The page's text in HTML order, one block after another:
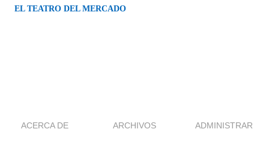
EL TEATRO DEL MERCADO
ACERCA DE ARCHIVOS ADMINISTRAR